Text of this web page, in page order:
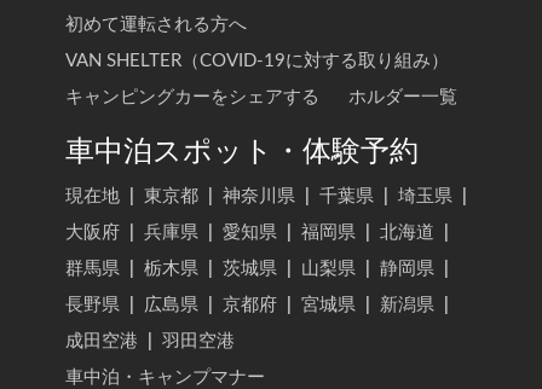
初めて運転される方へ
VAN SHELTER（COVID-19に対する取り組み）
キャンピングカーをシェアする
ホルダー一覧
車中泊スポット・体験予約
現在地 東京都 神奈川県 千葉県 埼玉県
大阪府
兵庫県 愛知県 福岡県 北海道
群馬県
栃木県 茨城県 山梨県 静岡県
長野県
広島県 京都府 宮城県 新潟県
成田空港
羽田空港
車中泊・キャンプマナー